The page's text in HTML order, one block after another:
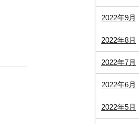
2022年9月
2022年8月
2022年7月
2022年6月
2022年5月